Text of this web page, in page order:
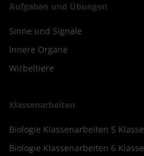
Aufgaben und Übungen
Sinne und Signale
Innere Organe
Wirbeltiere
Klassenarbeiten
Biologie Klassenarbeiten 5 Klasse
Biologie Klassenarbeiten 6 Klasse